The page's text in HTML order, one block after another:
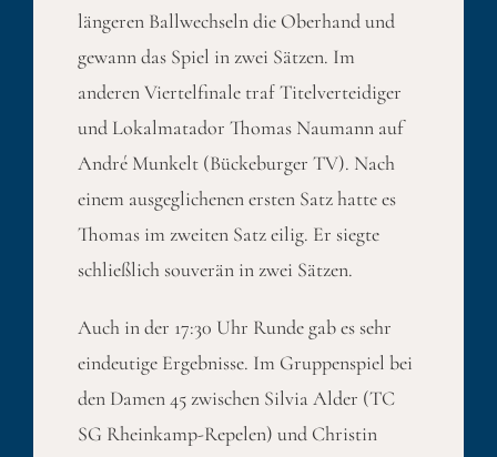
längeren Ballwechseln die Oberhand und
gewann das Spiel in zwei Sätzen. Im
anderen Viertelfinale traf Titelverteidiger
und Lokalmatador Thomas Naumann auf
André Munkelt (Bückeburger TV). Nach
einem ausgeglichenen ersten Satz hatte es
Thomas im zweiten Satz eilig. Er siegte
schließlich souverän in zwei Sätzen.
Auch in der 17:30 Uhr Runde gab es sehr
eindeutige Ergebnisse. Im Gruppenspiel bei
den Damen 45 zwischen Silvia Alder (TC
SG Rheinkamp-Repelen) und Christin